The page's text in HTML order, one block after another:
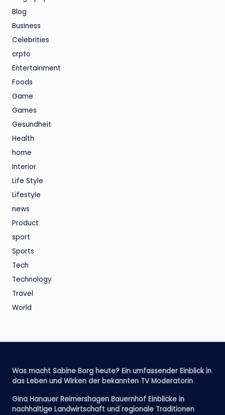
Blog
Business
Celebrities
crpto
Entertainment
Foods
Game
Games
Gesundheit
Health
home
Interior
Life Style
Lifestyle
news
Product
sport
Sports
Tech
Technology
Travel
World
Was macht Sabine Borg heute? Ein umfassender Einblick in
das Leben und Wirken der bekannten TV Moderatorin
Gina Hanauer Reimershagen Bauernhof Einblicke in
nachhaltige Landwirtschaft und regionale Traditionen